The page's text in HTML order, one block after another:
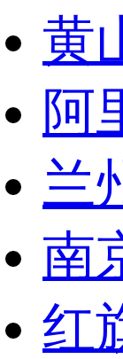
黄
阿
兰
南
红